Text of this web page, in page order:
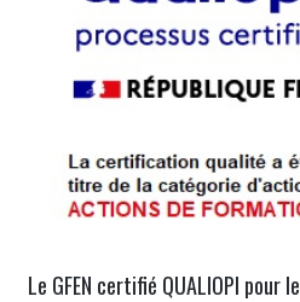
Le GFEN certifié QUALIOPI